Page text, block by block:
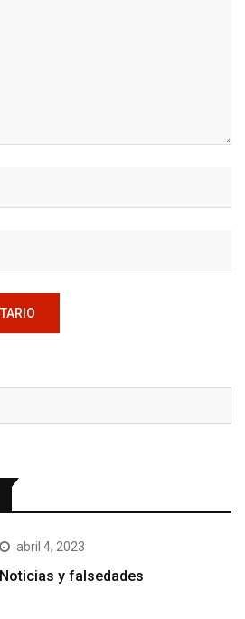
abril 4, 2023
Noticias y falsedades